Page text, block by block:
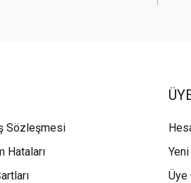
Sözleşmesi
Hataları
Üye